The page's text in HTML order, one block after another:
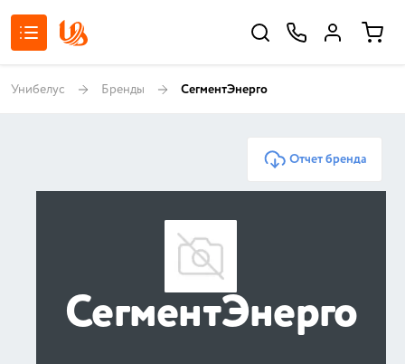
Унибелус Бренды СегментЭнерго
Отчет бренда
СегментЭнерго